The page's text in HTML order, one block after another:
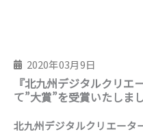
2020年03月9日
『北九州デジタルクリ
て”大賞”を受賞いたしま
北九州デジタルクリエータ